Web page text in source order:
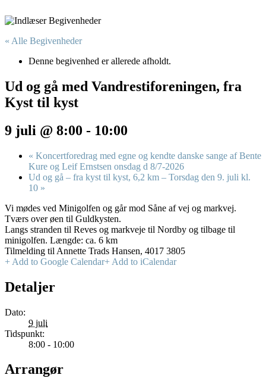
« Alle Begivenheder
Denne begivenhed er allerede afholdt.
Ud og gå med Vandrestiforeningen, fra
Kyst til kyst
9 juli @ 8:00 - 10:00
« Koncertforedrag med egne og kendte danske sange af Bente
Kure og Leif Ernstsen onsdag d 8/7-2026
Ud og gå – fra kyst til kyst, 6,2 km – Torsdag den 9. juli kl.
10 »
Vi mødes ved Minigolfen og går mod Såne af vej og markvej.
Tværs over øen til Guldkysten.
Langs stranden til Reves og markveje til Nordby og tilbage til
minigolfen. Længde: ca. 6 km
Tilmelding til Annette Trads Hansen, 4017 3805
+ Add to Google Calendar+ Add to iCalendar
Detaljer
Dato:
9 juli
Tidspunkt:
8:00 - 10:00
Arrangør